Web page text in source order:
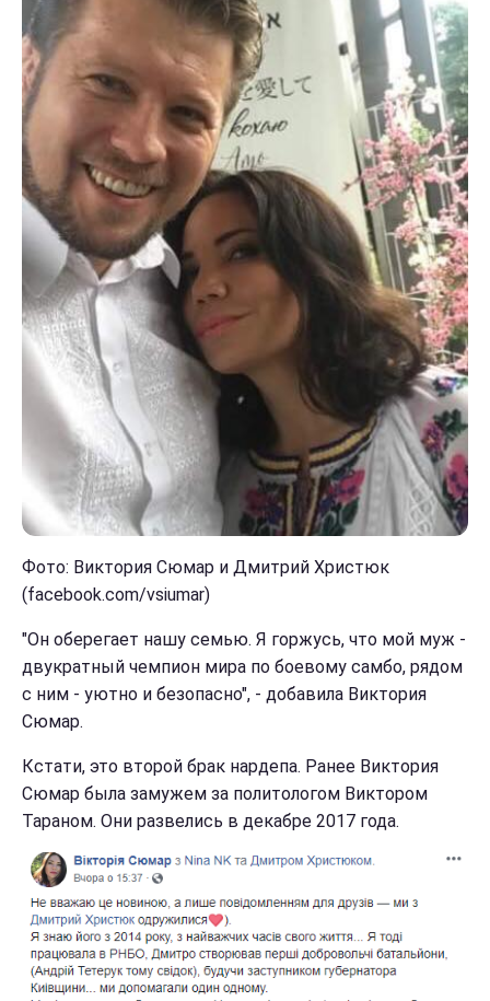
Фото: Виктория Сюмар и Дмитрий Христюк
(facebook.com/vsiumar)
"Он оберегает нашу семью. Я горжусь, что мой муж -
двукратный чемпион мира по боевому самбо, рядом
с ним - уютно и безопасно", - добавила Виктория
Сюмар.
Кстати, это второй брак нардепа. Ранее Виктория
Сюмар была замужем за политологом Виктором
Тараном. Они развелись в декабре 2017 года.